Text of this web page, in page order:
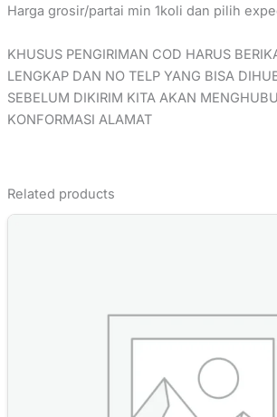
Harga grosir/partai min 1koli dan pilih
KHUSUS PENGIRIMAN COD HARUS
LENGKAP DAN NO TELP YANG BISA
SEBELUM DIKIRIM KITA AKAN
KONFORMASI ALAMAT
Related products